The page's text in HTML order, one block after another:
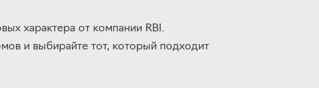
характера от компании RBI.
и выбирайте тот, который подходит